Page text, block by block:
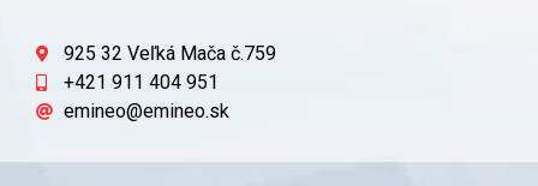
925 32 Veľká Mača č.759
+421 911 404 951
emineo@emineo.sk